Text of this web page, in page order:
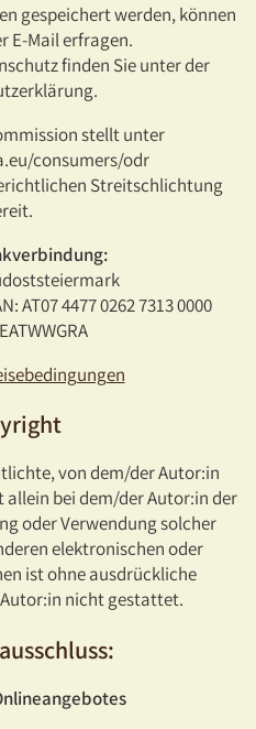
gespeichert werden, können
E-Mail erfragen.
finden Sie unter der
stellt unter
consumers/odr
Streitschlichtung
AT07 4477 0262 7313 0000
von dem/der Autor:in
bei dem/der Autor:in der
oder Verwendung solcher
elektronischen oder
ist ohne ausdrückliche
nicht gestattet.